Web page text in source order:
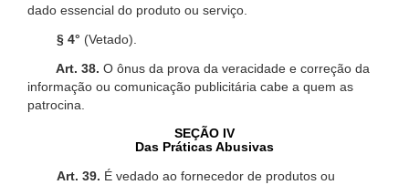
dado essencial do produto ou serviço.
§ 4° (Vetado).
Art. 38. O ônus da prova da veracidade e correção da
informação ou comunicação publicitária cabe a quem as
patrocina.
SEÇÃO IV
Das Práticas Abusivas
Art. 39. É vedado ao fornecedor de produtos ou